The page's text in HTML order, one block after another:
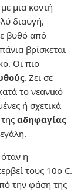
μια κοντή
διαυγή,
βυθό από
βρίσκεται
Οι πιο
. Ζει σε
το νεανικό
ή σχετικά
αδηφαγίας
η
τους 10ο C.
την φάση της